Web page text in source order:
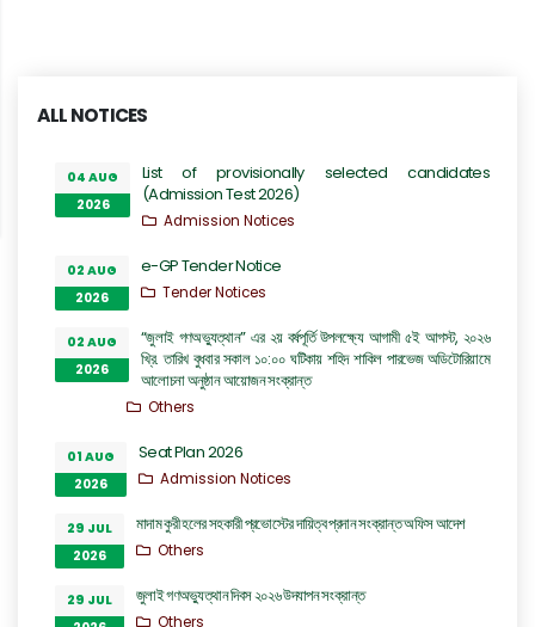
ALL NOTICES
04 AUG
2026
List of provisionally selected candidates
(Admission Test 2026)
Admission Notices
02 AUG
2026
e-GP Tender Notice
Tender Notices
02 AUG
2026
“জুলাই গণঅভ্যুত্থান” এর ২য় বর্ষপূর্তি উপলক্ষ্যে আগামী ৫ই আগস্ট, ২০২৬
খ্রি. তারিখ বুধবার সকাল ১০:০০ ঘটিকায় শহিদ শাকিল পারভেজ অডিটোরিয়ামে
আলোচনা অনুষ্ঠান আয়োজন সংক্রান্ত
Others
01 AUG
2026
Seat Plan 2026
Admission Notices
29 JUL
2026
মাদাম কুরী হলের সহকারী প্রভোস্টের দায়িত্ব প্রদান সংক্রান্ত অফিস আদেশ
Others
29 JUL
জুলাই গণঅভ্যুত্থান দিবস ২০২৬ উদযাপন সংক্রান্ত
Others